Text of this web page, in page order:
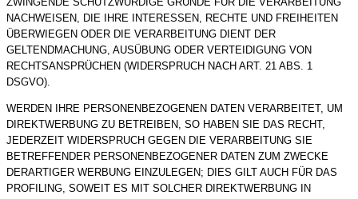
NACHWEISEN, DIE IHRE INTERESSEN, RECHTE UND FREIHEITEN
ÜBERWIEGEN ODER DIE VERARBEITUNG DIENT DER
GELTENDMACHUNG, AUSÜBUNG ODER VERTEIDIGUNG VON
RECHTSANSPRÜCHEN (WIDERSPRUCH NACH ART. 21 ABS. 1
DSGVO).
WERDEN IHRE PERSONENBEZOGENEN DATEN VERARBEITET, UM
DIREKTWERBUNG ZU BETREIBEN, SO HABEN SIE DAS RECHT,
JEDERZEIT WIDERSPRUCH GEGEN DIE VERARBEITUNG SIE
BETREFFENDER PERSONENBEZOGENER DATEN ZUM ZWECKE
DERARTIGER WERBUNG EINZULEGEN; DIES GILT AUCH FÜR DAS
PROFILING, SOWEIT ES MIT SOLCHER DIREKTWERBUNG IN